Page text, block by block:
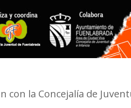
con la Concejalía de